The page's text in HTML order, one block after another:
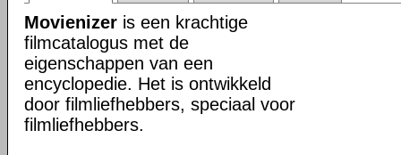
Movienizer is een krachtige
filmcatalogus met de
eigenschappen van een
encyclopedie. Het is ontwikkeld
door filmliefhebbers, speciaal voor
filmliefhebbers.